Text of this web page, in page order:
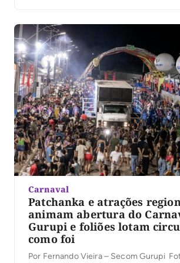
Carnaval
Patchanka e atrações
animam abertura do
Gurupi e foliões lotam
como foi
Por Fernando Vieira – Secom Gurupi